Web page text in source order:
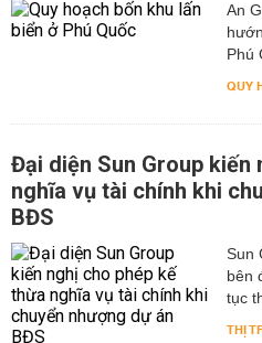
An
Phú
QUY
Đại diện Sun Group kiến
nghĩa vụ tài chính khi
BĐS
Sun
bên
tục
THỊ